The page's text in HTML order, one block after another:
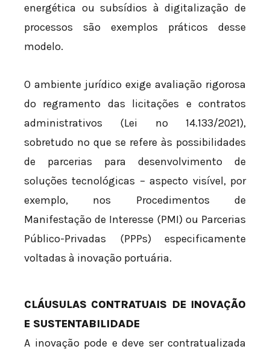
energética ou subsídios à digitalização de
processos são exemplos práticos desse
modelo.
O ambiente jurídico exige avaliação rigorosa
do regramento das licitações e contratos
administrativos (Lei nº 14.133/2021),
sobretudo no que se refere às possibilidades
de parcerias para desenvolvimento de
soluções tecnológicas – aspecto visível, por
exemplo, nos Procedimentos de
Manifestação de Interesse (PMI) ou Parcerias
Público-Privadas (PPPs) especificamente
voltadas à inovação portuária.
CLÁUSULAS CONTRATUAIS DE INOVAÇÃO
E SUSTENTABILIDADE
A inovação pode e deve ser contratualizada